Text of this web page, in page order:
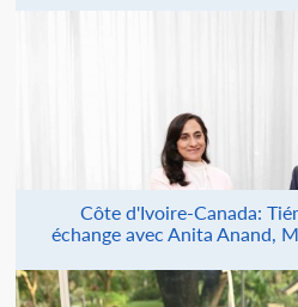
Côte d'Ivoire-Canada:
échange avec Anita Anand,